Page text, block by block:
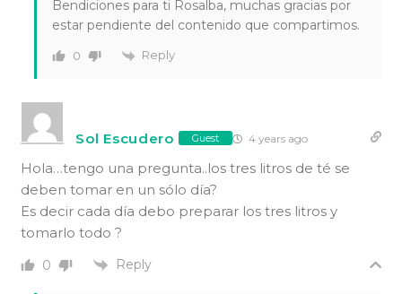
Bendiciones para ti Rosalba, muchas gracias por
estar pendiente del contenido que compartimos.
0 Reply
Sol Escudero Guest 4 years ago
Hola…tengo una pregunta..los tres litros de té se
deben tomar en un sólo día?
Es decir cada día debo preparar los tres litros y
tomarlo todo ?
0 Reply